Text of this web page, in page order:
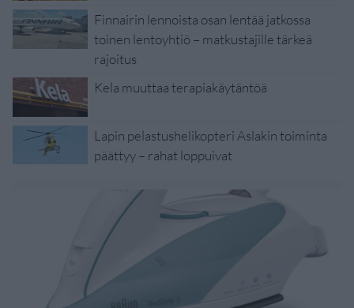
Finnairin lennoista osan lentää jatkossa
toinen lentoyhtiö – matkustajille tärkeä
rajoitus
Kela muuttaa terapiakäytäntöä
Lapin pelastushelikopteri Aslakin toiminta
päättyy – rahat loppuivat